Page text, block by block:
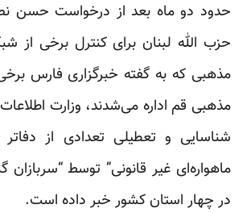
حدود دو ماه بعد از درخواست حسن
حزب الله لبنان برای کنترل برخی از
مذهبی که به گفته خبرگزاری فارس
مذهبی قم اداره می‌شدند، وزارت اطلاعات
شناسایی و تعطیلی تعدادی از
ماهواره‌ای غیر قانونی” توسط “سربازان
در چهار استان کشور خبر داده است.